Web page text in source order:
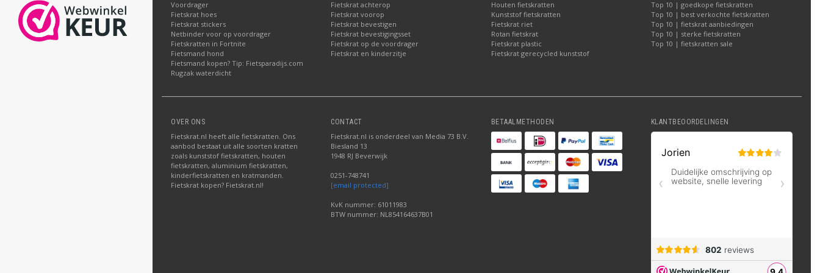
Voordrager
Fietskrat hoes
Fietskrat stickers
Netbinder voor op voordrager
Fietskratten in Fortnite
Fietsmand hond
Fietsmand kopen? Tip: Fietsparadijs.com
Rugzak waterdicht
Fietskrat achterop
Fietskrat voorop
Fietskrat bevestigen
Fietskrat bevestigingsset
Fietskrat op de voordrager
Fietskrat en kinderzitje
Houten fietskratten
Kunststof fietskratten
Fietskrat riet
Rotan fietskrat
Fietskrat plastic
Fietskrat gerecycled kunststof
Top 10 | goedkope fietskratten
Top 10 | best verkochte fietskratten
Top 10 | fietskrat aanbiedingen
Top 10 | sterke fietskratten
Top 10 | fietskratten sale
OVER ONS
Fietskrat.nl heeft alle fietskratten. Ons
aanbod bestaat uit alle soorten kratten
zoals kunststof fietskratten, houten
fietskratten, aluminium fietskratten,
kinderfietskratten en kratmanden.
Fietskrat kopen? Fietskrat.nl!
CONTACT
Fietskrat.nl is onderdeel van Media 73 B.V.
Biesland 13
1948 RJ Beverwijk
0251-748741
[email protected]
KvK nummer: 61011983
BTW nummer: NL854164637B01
BETAALMETHODEN KLANTBEOORDELINGEN